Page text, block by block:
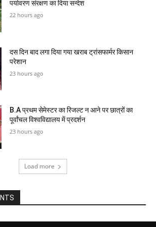
पर्यावरण संरक्षण का दिया सन्देश
22 hours ago
दस दिन बाद लगा दिया गया खराब ट्रांसफार्मर किसान
परेशान
23 hours ago
B.A प्रथम सेमेस्टर का रिजल्ट न आने पर छात्रों का
पूर्वांचल विश्वविद्यालय में प्रदर्शन
23 hours ago
Load more